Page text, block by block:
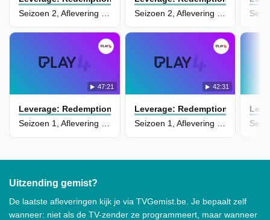
Seizoen 2, Aflevering 2 - The One Man's Trash Job
Seizoen 2, Aflevering 1 - The Debutante Job
47:21
Leverage: Redemption
42:31
Leverage: Redemption
Uitzending gemist?
De laatste afleveringen kijk je via TVGemist.be. Je bepaalt zelf
wanneer: niet als de TV-zender ze programmeert, maar wanneer